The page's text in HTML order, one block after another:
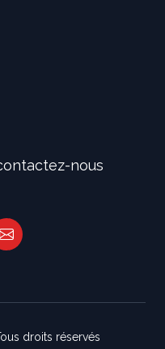
nous
droits réservés